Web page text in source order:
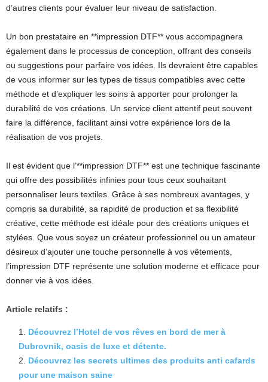
d’autres clients pour évaluer leur niveau de satisfaction.
Un bon prestataire en **impression DTF** vous accompagnera
également dans le processus de conception, offrant des conseils
ou suggestions pour parfaire vos idées. Ils devraient être capables
de vous informer sur les types de tissus compatibles avec cette
méthode et d’expliquer les soins à apporter pour prolonger la
durabilité de vos créations. Un service client attentif peut souvent
faire la différence, facilitant ainsi votre expérience lors de la
réalisation de vos projets.
Il est évident que l’**impression DTF** est une technique fascinante
qui offre des possibilités infinies pour tous ceux souhaitant
personnaliser leurs textiles. Grâce à ses nombreux avantages, y
compris sa durabilité, sa rapidité de production et sa flexibilité
créative, cette méthode est idéale pour des créations uniques et
stylées. Que vous soyez un créateur professionnel ou un amateur
désireux d’ajouter une touche personnelle à vos vêtements,
l’impression DTF représente une solution moderne et efficace pour
donner vie à vos idées.
Article relatifs :
Découvrez l’Hotel de vos rêves en bord de mer à
Dubrovnik, oasis de luxe et détente.
Découvrez les secrets ultimes des produits anti cafards
pour une maison saine